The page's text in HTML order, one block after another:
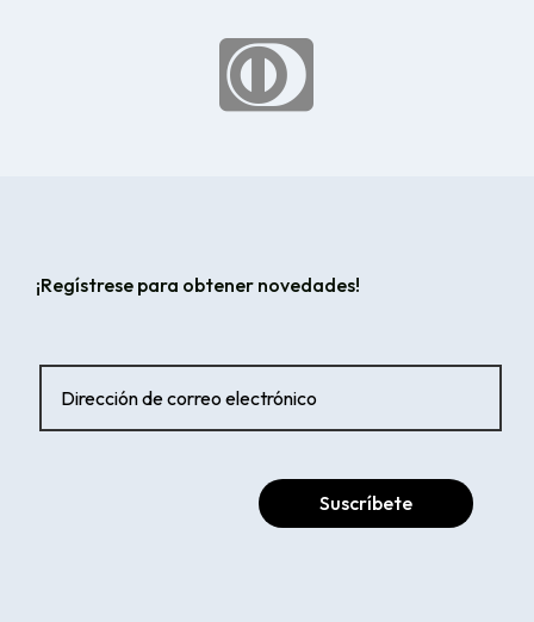

¡Regístrese para obtener novedades!
Suscríbete